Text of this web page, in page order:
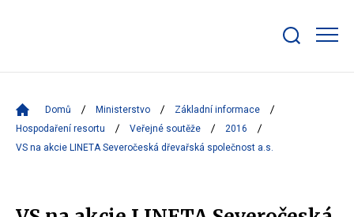
bar
Domů Ministerstvo
Základní informace
Hospodaření resortu
Veřejné soutěže
2016
VS na akcie LINETA Severočeská dřevařská společnost a.s.